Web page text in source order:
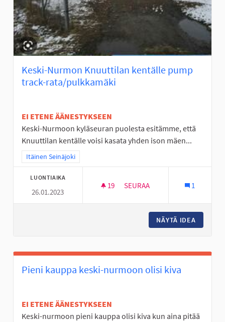
Keski-Nurmon Knuuttilan kentälle pump
track-rata/pulkkamäki
EI ETENE ÄÄNESTYKSEEN
Keski-Nurmoon kyläseuran puolesta esitämme, että
Knuuttilan kentälle voisi kasata yhden ison mäen...
Rajaa tulokset teeman mukaan: Itäinen Seinäjoki
Itäinen Seinäjoki
LUONTIAIKA
26.01.2023
19 19 SEURAAJAA
SEURAA 1
NÄYTÄ IDEA
Pieni kauppa keski-nurmoon olisi kiva
EI ETENE ÄÄNESTYKSEEN
Keski-nurmoon pieni kauppa olisi kiva kun aina pitää